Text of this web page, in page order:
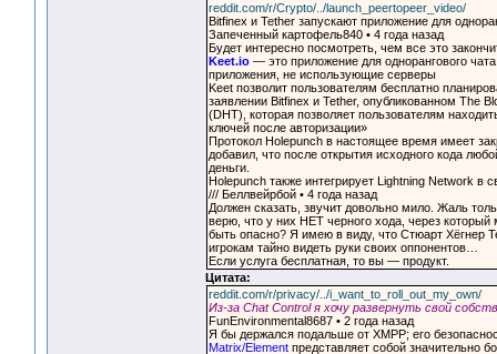
reddit.com/r/Crypto/../launch_peertopeer_video/
Bitfinex и Tether запускают приложение для
Запеченный картофель840 • 4 года назад
Будет интересно посмотреть, чем все это
Keet.io — это приложение для однорангового
приложения, не использующие серверы
Keet позволит пользователям бесплатно
заявлении Bitfinex и Tether, опубликованном The
(DHT), которая позволяет пользователям
ключей после авторизации»
Протокол Holepunch в настоящее время имеет
добавил, что после открытия исходного кода
деньги.
Holepunch также интегрирует Lightning Network
/// Беллвейрбой • 4 года назад
Должен сказать, звучит довольно мило. Жаль
верю, что у них НЕТ черного хода, через
быть опасно? Я имею в виду, что Стюарт Хёгнер
игрокам тайно видеть руки своих оппонентов…
Если услуга бесплатная, то вы — продукт.
Цитата:
reddit.com/r/privacy/../i_want_to_roll_out_my_own/
Из-за Chat Control я хочу развернуть свой
FunEnvironmental8687 • 2 года назад
Я бы держался подальше от XMPP; его
Matrix/Element представляет собой значительно